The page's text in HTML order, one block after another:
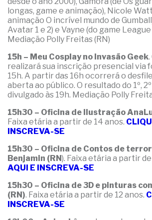
longas, game e animação), Nicole
animação O incrível mundo de
Avatar 1 e 2) e Vayne (do game
Mediação Polly Freitas (RN)
15h – Meu Cosplay no Invasão Geek
realizará sua inscrição presencial via
15h. A partir das 16h ocorrerá o
aberta ao público. O resultado do 1º,
divulgado às 19h. Mediação Polly
15h30 – Oficina de Ilustração
Faixa etária a partir de 14 anos.
INSCREVA-SE
15h30 – Oficina de Contos de
Benjamin (RN). Faixa etária a partir de
AQUI E INSCREVA-SE
15h30 – Oficina de 3D e pinturas
(RN). Faixa etária a partir de 12 anos.
INSCREVA-SE